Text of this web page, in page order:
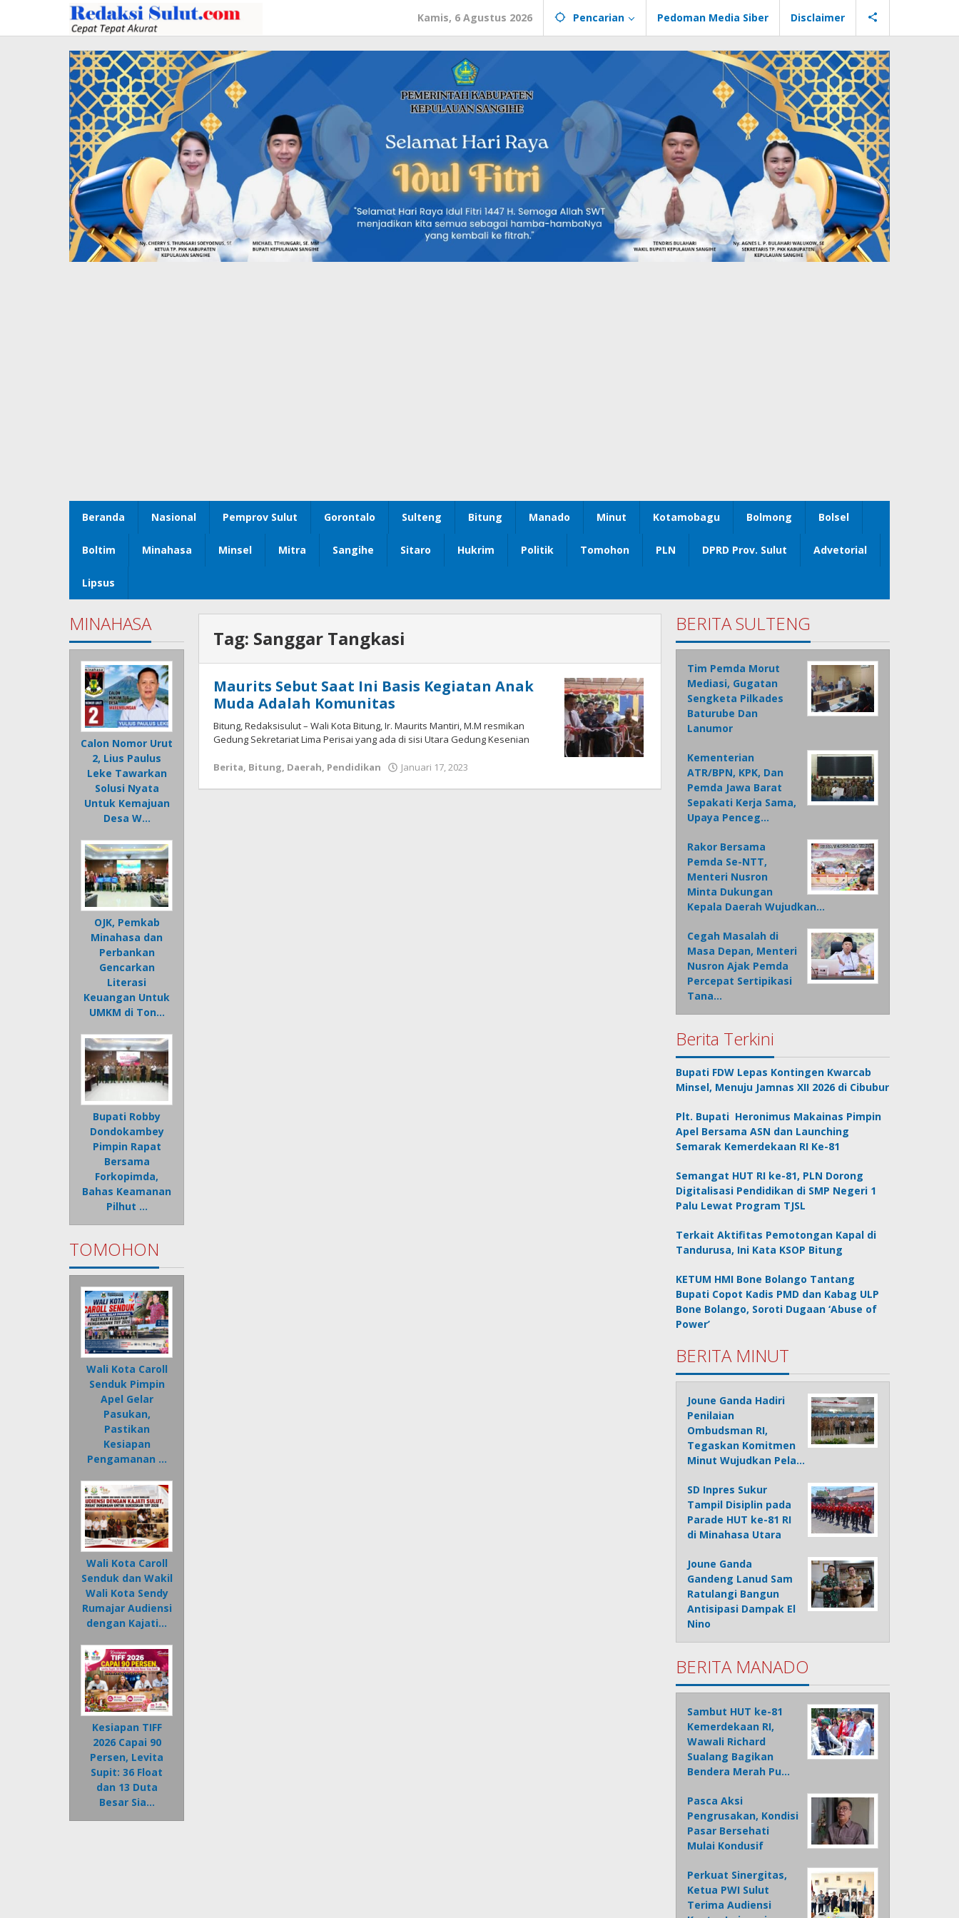
konten
Kamis, 6 Agustus 2026 Pencarian Pedoman Media Siber Disclaimer
Beranda Nasional Pemprov Sulut Gorontalo Sulteng Bitung Manado Minut Kotamobagu Bolmong Bolsel
Boltim Minahasa Minsel Mitra Sangihe Sitaro Hukrim Politik Tomohon PLN DPRD Prov. Sulut Advetorial
Lipsus
MINAHASA
Calon Nomor Urut
2, Lius Paulus
Leke Tawarkan
Solusi Nyata
Untuk Kemajuan
Desa W…
OJK, Pemkab
Minahasa dan
Perbankan
Gencarkan
Literasi
Keuangan Untuk
UMKM di Ton…
Bupati Robby
Dondokambey
Pimpin Rapat
Bersama
Forkopimda,
Bahas Keamanan
Pilhut …
TOMOHON
Wali Kota Caroll
Senduk Pimpin
Apel Gelar
Pasukan,
Pastikan
Kesiapan
Pengamanan …
Wali Kota Caroll
Senduk dan Wakil
Wali Kota Sendy
Rumajar Audiensi
dengan Kajati…
Kesiapan TIFF
2026 Capai 90
Persen, Levita
Supit: 36 Float
dan 13 Duta
Besar Sia…
Tag: Sanggar Tangkasi
Maurits Sebut Saat Ini Basis Kegiatan Anak
Muda Adalah Komunitas
Bitung, Redaksisulut – Wali Kota Bitung, Ir. Maurits Mantiri, M.M resmikan
Gedung Sekretariat Lima Perisai yang ada di sisi Utara Gedung Kesenian
Berita, Bitung, Daerah, Pendidikan Januari 17, 2023
BERITA SULTENG
Tim Pemda Morut
Mediasi, Gugatan
Sengketa Pilkades
Baturube Dan
Lanumor
Kementerian
ATR/BPN, KPK, Dan
Pemda Jawa Barat
Sepakati Kerja Sama,
Upaya Penceg…
Rakor Bersama
Pemda Se-NTT,
Menteri Nusron
Minta Dukungan
Kepala Daerah Wujudkan…
Cegah Masalah di
Masa Depan, Menteri
Nusron Ajak Pemda
Percepat Sertipikasi
Tana…
Berita Terkini
Bupati FDW Lepas Kontingen Kwarcab
Minsel, Menuju Jamnas XII 2026 di Cibubur
Plt. Bupati Heronimus Makainas Pimpin
Apel Bersama ASN dan Launching
Semarak Kemerdekaan RI Ke-81
Semangat HUT RI ke-81, PLN Dorong
Digitalisasi Pendidikan di SMP Negeri 1
Palu Lewat Program TJSL
Terkait Aktifitas Pemotongan Kapal di
Tandurusa, Ini Kata KSOP Bitung
KETUM HMI Bone Bolango Tantang
Bupati Copot Kadis PMD dan Kabag ULP
Bone Bolango, Soroti Dugaan ‘Abuse of
Power’
BERITA MINUT
Joune Ganda Hadiri
Penilaian
Ombudsman RI,
Tegaskan Komitmen
Minut Wujudkan Pela…
SD Inpres Sukur
Tampil Disiplin pada
Parade HUT ke-81 RI
di Minahasa Utara
Joune Ganda
Gandeng Lanud Sam
Ratulangi Bangun
Antisipasi Dampak El
Nino
BERITA MANADO
Sambut HUT ke-81
Kemerdekaan RI,
Wawali Richard
Sualang Bagikan
Bendera Merah Pu…
Pasca Aksi
Pengrusakan, Kondisi
Pasar Bersehati
Mulai Kondusif
Perkuat Sinergitas,
Ketua PWI Sulut
Terima Audiensi